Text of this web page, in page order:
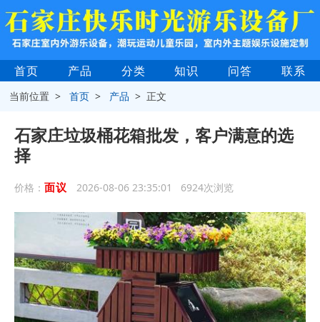
首页 产品 分类 知识 问答 联系
当前位置 >首页 > 产品 > 正文
石家庄垃圾桶花箱批发，客户满意的选
择
价格： 面议 2026-08-06 23:35:01 6924次浏览